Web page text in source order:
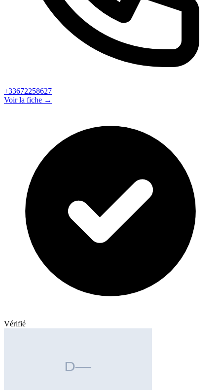
+33672258627
Voir la fiche →
Vérifié